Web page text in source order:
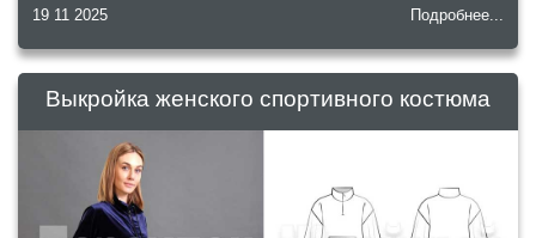
19 11 2025 Подробнее...
Выкройка женского спортивного костюма